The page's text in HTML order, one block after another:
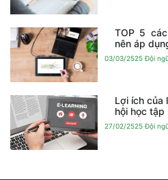
TOP 5
nên áp
03/03/2525 Đội
Lợi ích của
hội học tập
27/02/2525 Đội